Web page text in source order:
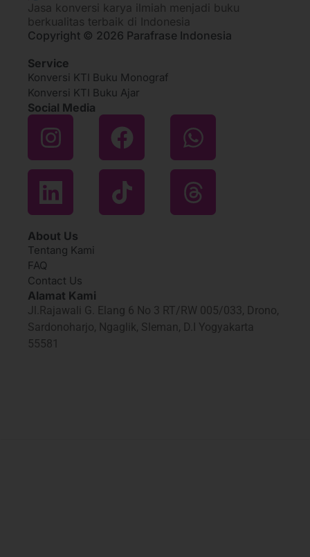
Jasa konversi karya ilmiah menjadi buku
berkualitas terbaik di Indonesia
Copyright © 2026 Parafrase Indonesia
Service
Konversi KTI Buku Monograf
Konversi KTI Buku Ajar
Social Media
About Us
Tentang Kami
FAQ
Contact Us
Alamat Kami
Jl.Rajawali G. Elang 6 No 3 RT/RW 005/033, Drono,
Sardonoharjo, Ngaglik, Sleman, D.I Yogyakarta
55581